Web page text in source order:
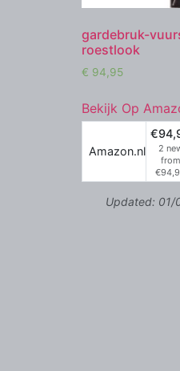
gardebruk-
roestlook
€ 94,95
Bekijk Op
Amazon.nl
2
from
Updated: 01/